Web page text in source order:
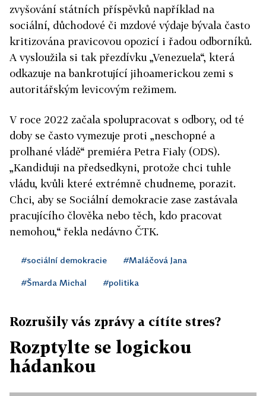
zvyšování státních příspěvků například na
sociální, důchodové či mzdové výdaje bývala často
kritizována pravicovou opozicí i řadou odborníků.
A vysloužila si tak přezdívku „Venezuela“, která
odkazuje na bankrotující jihoamerickou zemi s
autoritářským levicovým režimem.
V roce 2022 začala spolupracovat s odbory, od té
doby se často vymezuje proti „neschopné a
prolhané vládě“ premiéra Petra Fialy (ODS).
„Kandiduji na předsedkyni, protože chci tuhle
vládu, kvůli které extrémně chudneme, porazit.
Chci, aby se Sociální demokracie zase zastávala
pracujícího člověka nebo těch, kdo pracovat
nemohou,“ řekla nedávno ČTK.
#sociální demokracie #Maláčová Jana
#Šmarda Michal #politika
Rozrušily vás zprávy a cítíte stres?
Rozptylte se logickou
hádankou